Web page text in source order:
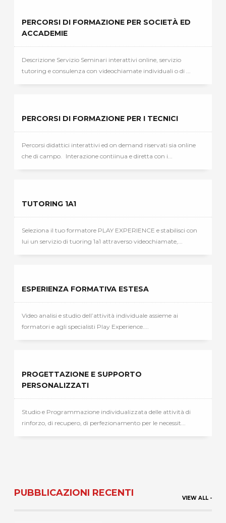
PERCORSI DI FORMAZIONE PER SOCIETÀ ED
ACCADEMIE
Descrizione Servizio Seminari interattivi online, servizio
tutoring e consulenza con videochiamate individuali o di ...
PERCORSI DI FORMAZIONE PER I TECNICI
Percorsi didattici interattivi ed on demand riservati sia online
che di campo. Interazione contiinua e diretta con i...
TUTORING 1A1
Seleziona il tuo formatore PLAY EXPERIENCE e stabilisci con
lui un servizio di tuoring 1a1 attraverso videochiamate,...
ESPERIENZA FORMATIVA ESTESA
Video analisi e studio dell’attività individuale assieme ai
formatori e agli specialisti Play Experience....
PROGETTAZIONE E SUPPORTO
PERSONALIZZATI
Studio e Programmazione individualizzata delle attività di
rinforzo, di recupero, di perfezionamento per le necessit...
PUBBLICAZIONI RECENTI VIEW ALL -